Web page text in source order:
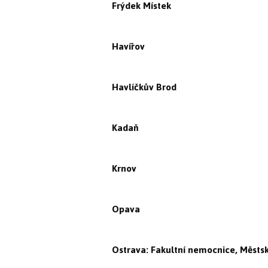
Frýdek Místek
Havířov
Havlíčkův Brod
Kadaň
Krnov
Opava
Ostrava: Fakultní nemocnice,